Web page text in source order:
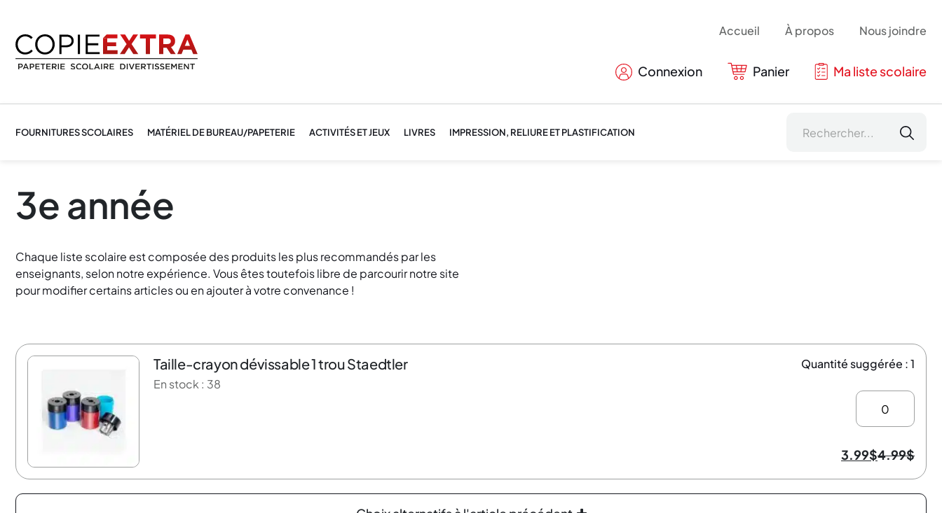
Accueil À propos Nous joindre
Connexion Panier Ma liste scolaire
FOURNITURES SCOLAIRES MATÉRIEL DE BUREAU/PAPETERIE ACTIVITÉS ET JEUX LIVRES IMPRESSION, RELIURE ET PLASTIFICATION
3e année
Chaque liste scolaire est composée des produits les plus recommandés par les
enseignants, selon notre expérience. Vous êtes toutefois libre de parcourir notre site
pour modifier certains articles ou en ajouter à votre convenance !
20% de rabais Taille-crayon dévissable 1 trou Staedtler
En stock : 38
Quantité suggérée : 1
3.99$4.99$